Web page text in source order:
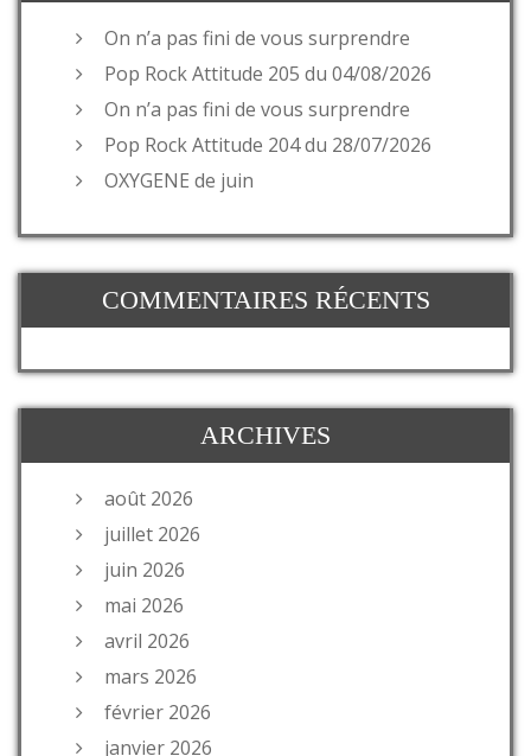
On n’a pas fini de vous surprendre
Pop Rock Attitude 205 du 04/08/2026
On n’a pas fini de vous surprendre
Pop Rock Attitude 204 du 28/07/2026
OXYGENE de juin
COMMENTAIRES RÉCENTS
ARCHIVES
août 2026
juillet 2026
juin 2026
mai 2026
avril 2026
mars 2026
février 2026
janvier 2026